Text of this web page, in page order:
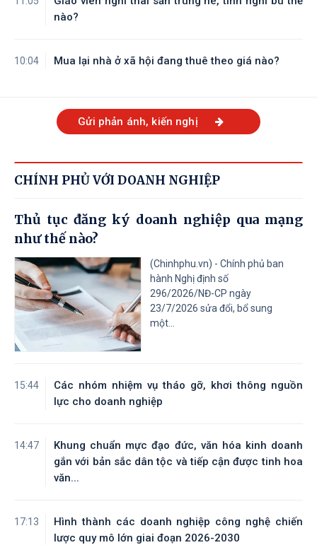
nào?
10:04 Mua lại nhà ở xã hội đang thuê theo giá nào?
Gửi phản ánh, kiến nghị
CHÍNH PHỦ VỚI DOANH NGHIỆP
Thủ tục đăng ký doanh nghiệp qua mạng
như thế nào?
(Chinhphu.vn) - Chính phủ ban
hành Nghị định số
296/2026/NĐ-CP ngày
23/7/2026 sửa đổi, bổ sung
một...
15:44
Các nhóm nhiệm vụ tháo gỡ, khơi thông nguồn
lực cho doanh nghiệp
14:47
Khung chuẩn mực đạo đức, văn hóa kinh doanh
gắn với bản sắc dân tộc và tiếp cận được tinh hoa
văn...
17:13
Hình thành các doanh nghiệp công nghệ chiến
lược quy mô lớn giai đoạn 2026-2030